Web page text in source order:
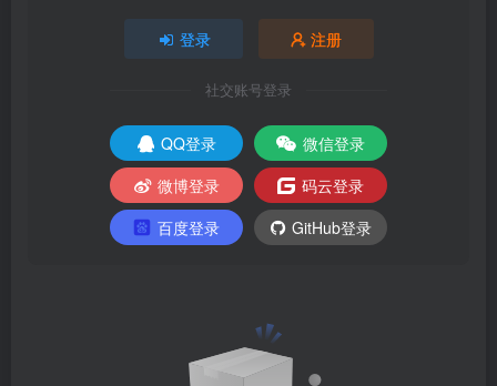
登录 注册
社交账号登录
QQ登录
微信登录
微博登录
码云登录
百度登录
GitHub登录